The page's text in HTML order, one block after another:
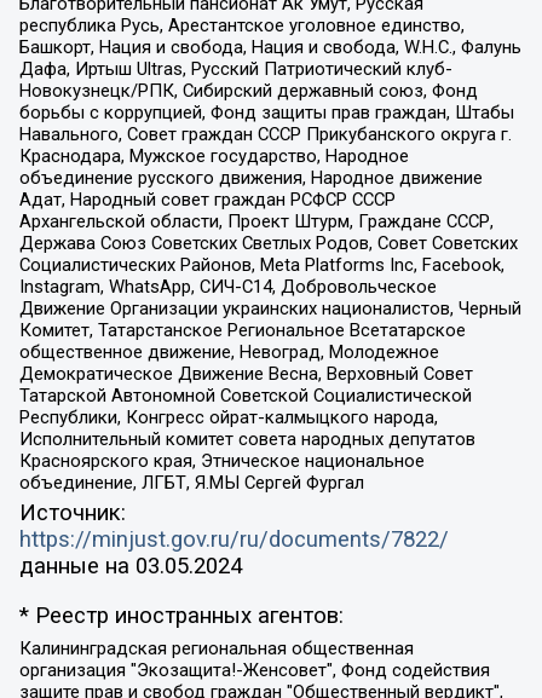
республика Русь, Арестантское уголовное единство,
Башкорт, Нация и свобода, Нация и свобода, W.H.С., Фалунь
Дафа, Иртыш Ultras, Русский Патриотический клуб-
Новокузнецк/РПК, Сибирский державный союз, Фонд
борьбы с коррупцией, Фонд защиты прав граждан, Штабы
Навального, Совет граждан СССР Прикубанского округа г.
Краснодара, Мужское государство, Народное
объединение русского движения, Народное движение
Адат, Народный совет граждан РСФСР СССР
Архангельской области, Проект Штурм, Граждане СССР,
Держава Союз Советских Светлых Родов, Совет Советских
Социалистических Районов, Meta Platforms Inc, Facebook,
Instagram, WhatsApp, СИЧ-С14, Добровольческое
Движение Организации украинских националистов, Черный
Комитет, Татарстанское Региональное Всетатарское
общественное движение, Невоград, Молодежное
Демократическое Движение Весна, Верховный Совет
Татарской Автономной Советской Социалистической
Республики, Конгресс ойрат-калмыцкого народа,
Исполнительный комитет совета народных депутатов
Красноярского края, Этническое национальное
объединение, ЛГБТ, Я.МЫ Сергей Фургал
Источник:
https://minjust.gov.ru/ru/documents/7822/
данные на 03.05.2024
* Реестр иностранных агентов:
Калининградская региональная общественная организация "Экозащита!-Женсовет", Фонд содействия защите прав и свобод граждан "Общественный вердикт", Фонд "Институт Развития Свободы Информации", Частное учреждение "Информационное агентство МЕМО. РУ", Региональная общественная организация "Общественная комиссия по сохранению наследия академика Сахарова", Фонд поддержки свободы прессы, Санкт-Петербургская общественная правозащитная организация "Гражданский контроль", Межрегиональная общественная организация "Информационно-просветительский центр "Мемориал", Региональный Фонд "Центр Защиты Прав Средств Массовой Информации", с 05.12.2023 Фонд "Центр Защиты Прав Средств массовой информации", Региональная общественная благотворительная организация помощи беженцам и мигрантам "Гражданское содействие", Негосударственное образовательное учреждение дополнительного профессионального образования (повышение квалификации) специалистов "АКАДЕМИЯ ПО ПРАВАМ ЧЕЛОВЕКА", Свердловская региональная общественная организация "Сутяжник", Автономная некоммерческая организация "Центр независимых социологических исследований", Союз общественных объединений "Российский исследовательский центр по правам человека", Региональное общественное учреждение научно-информационный центр "МЕМОРИАЛ", Некоммерческая организация "Фонд защиты гласности", Автономная некоммерческая организация "Институт прав человека", Городская общественная организация "Екатеринбургское общество "МЕМОРИАЛ", Городская общественная организация "Рязанское историко-просветительское и правозащитное общество "Мемориал" (Рязанский Мемориал), Челябинский региональный орган общественной самодеятельности – женское общественное объединение "Женщины Евразии", Челябинский региональный орган общественной самодеятельности "Уральская правозащитная группа", Фонд содействия защите здоровья и социальной справедливости имени Андрея Рылькова, Автономная Некоммерческая Организация "Аналитический Центр Юрия Левады", Автономная некоммерческая организация социальной поддержки населения "Проект Апрель", Региональная общественная организация помощи женщинам и детям, находящимся в кризисной ситуации "Информационно-методический центр "Анна", Фонд содействия развитию массовых коммуникаций и правовому просвещению "Так-так-Так", Фонд содействия устойчивому развитию "Серебряная тайга", Свердловский региональный общественный фонд социальных проектов "Новое время", "Idel.Реалии", Кавказ.Реалии, Крым.Реалии, Телеканал Настоящее Время, Татаро-башкирская служба Радио Свобода (Azatliq Radiosi), Радио Свободная Европа/Радио Свобода (PCE/PC), "Сибирь.Реалии", "Фактограф", Благотворительный фонд помощи осужденным и их семьям, Автономная некоммерческая организация "Институт глобализации и социальных движений", Фонд "В защиту прав заключенных", Частное учреждение "Центр поддержки и содействия развитию средств массовой информации", Пензенский региональный общественный благотворительный фонд "Гражданский союз", "Север.Реалии", Некоммерческая организация Фонд "Правовая инициатива", Общество с ограниченной ответственностью "Радио Свободная Европа/Радио Свобода", Чешское информационное агентство "MEDIUM-ORIENT", Красноярская региональная общественная организация "Мы против СПИДа", Камалягин Денис Николаевич, Маркелов Сергей Евгеньевич, Пономарев Лев Александрович, Савицкая Людмила Алексеевна, Автономная некоммерческая организация "Центр по работе с проблемой насилия "НАСИЛИЮ.НЕТ", Межрегиональный профессиональный союз работников здравоохранения "Альянс врачей", Юридическое лицо, зарегистрированное в Латвийской Республике, SIA "Medusa Project" (регистрационный номер 40103797863, дата регистрации 10.06.2014), Некоммерческая организация "Фонд по борьбе с коррупцией", Автономная некоммерческая организация "Институт права и публичной политики", Баданин Роман Сергеевич, Гликин Максим Александрович, Железнова Мария Михайловна, Лукьянова Юлия Сергеевна, Маетная Елизавета Витальевна, Маняхин Петр Борисович, Чуракова Ольга Владимировна, Ярош Юлия Петровна, Юридическое лицо "The Insider SIA", зарегистрированное в Риге, Латвийская Республика (дата регистрации 26.06.2015), являющееся администратором доменного имени интернет-издания "The Insider SIA", https://theins.ru, Постернак Алексей Евгеньевич, Рубин Михаил Аркадьевич, Анин Роман Александрович, Юридическое лицо Istories fonds, зарегистрированное в Латвийской Республике (регистрационный номер 50008295751, дата регистрации 24.02.2020), Великовский Дмитрий Александрович, Долинина Ирина Николаевна, Мароховская Алеся Алексеевна, Шлейнов Роман Юрьевич, Шмагун Олеся Валентиновна, Общество с ограниченной ответственностью "Альтаир 2021", Общество с ограниченной ответственностью "Вега 2021", Общество с ограниченной ответственностью "Главный редактор 2021", Общество с ограниченной ответственностью "Ромашки монолит", Важенков Артем Валерьевич, Ивановская областная общественная организация "Центр гендерных исследований", Гурман Юрий Альбертович, Медиапроект "ОВД-Инфо", Егоров Владимир Владимирович, Жилинский Владимир Александрович, Общество с ограниченной ответственностью "ЗП", Иванова София Юрьевна, Карезина Инна Павловна, Кильтау Екатерина Викторовна, Петров Алексей Викторович, Пискунов Сергей Евгеньевич, Смирнов Сергей Сергеевич, Тихонов Михаил Сергеевич, Общество с ограниченной ответственностью "ЖУРНАЛИСТ-ИНОСТРАННЫЙ АГЕНТ", Арапова Галина Юрьевна, Вольтская Татьяна Анатольевна, Американская компания "Mason G.E.S. Anonymous Foundation" (США), являющаяся владельцем интернет-издания https://mnews.world/, Компания "Stichting Bellingcat", зарегистрированная в Нидерландах (дата регистрации 11.07.2018), Захаров Андрей Вячеславович, Клепиковская Екатерина Дмитриевна, Общество с ограниченной ответственностью "МЕМО", Перл Роман Александрович, Симонов Евгений Алексеевич, Соловьева Елена Анатольевна, Сотников Даниил Владимирович, Сурначева Елизавета Дмитриевна, Автономная некоммерческая организация по защите прав человека и информированию населения "Якутия – Наше Мнение", Общество с ограниченной ответственностью "Москоу диджитал медиа", с 26.01.2023 Общество с ограниченной ответственностью "Чайка Белые сады", Ветошкина Валерия Валерьевна, Заговора Максим Александрович, Межрегиональное общественное движение "Российская ЛГБТ - сеть", Оленичев Максим Владимирович, Павлов Иван Юрьевич, Скворцова Елена Сергеевна, Общество с ограниченной ответственностью "Как бы инагент", Кочетков Игорь Викторович, Общество с ограниченной ответственностью "Честные выборы", Еланчик Олег Александрович, Общество с ограниченной ответственностью "Нобелевский призыв", Гималова Регина Эмилевна, Григорьев Андрей Валерьевич, Григорьева Алина Александровна, Ассоциация по содействию защите прав призывников, альтернативнослужащих и военнослужащих "Правозащитная группа "Гражданин.Армия.Право", Хисамова Регина Фаритовна, Автономная некоммерческая организация по реализации социально-правовых программ "Лилит", Дальневосточное общественное движение "Маяк", Санкт-Петербургская ЛГБТ-инициативная группа "Выход", Инициативная группа ЛГБТ+ "Реверс", Алексеев Андрей Викторович, Бекбулатова Таисия Львовна, Беляев Иван Михайлович, Владыкина Елена Сергеевна, Гельман Марат Александрович, Никульшина Вероника Юрьевна, Толоконникова Надежда Андреевна, Шендерович Виктор Анатольевич, Общество с ограниченной ответственностью "Данное сообщение", Общество с ограниченной ответственностью Издательский дом "Новая глава", Айнбиндер Александра Александровна, Московский комьюнити-центр для ЛГБТ+инициатив, Благотворительный фонд развития филантропии, Deutsche Welle (Германия, Kurt-Schumacher-Strasse 3, 53113 Bonn), Борзунова Мария Михайловна, Воробьев Виктор Викторович, Голубева Анна Львовна, Константинова Алла Михайловна, Малкова Ирина Владимировна, Мурадов Мурад Абдулгалимович, Осетинская Елизавета Николаевна, Понасенков Евгений Николаевич, Ганапольский Матвей Юрьевич, Киселев Евгений Алексеевич, Борухович Ирина Григорьевна, Дремин Иван Тимофеевич, Дубровский Дмитрий Викторович, Красноярская региональная общественная организация поддержки и развития альтернативных образовательных технологий и межкультурных коммуникаций "ИНТЕРРА", Маяковская Екатерина Алексеевна, Фейгин Марк Захарович, Филимонов Андрей Викторович, Дзугкоева Регина Николаевна, Доброхотов Роман Александрович, Дудь Юрий Александрович, Елкин Сергей Владимирович, Кругликов Кирилл Игоревич, Сабунаева Мария Леонидовна, Семенов Алексей Владимирович, Шаинян Карен Багратович, Шульман Екатерина Михайловна, Асафьев Артур Валерьевич, Вахштайн Виктор Семенович, Венедиктов Алексей Алексеевич, Лушникова Екатерина Евгеньевна, Волков Леонид Михайлович, Невзоров Александр Глебович, Пархоменко Сергей Борисович, Сироткин Ярослав Николаевич, Кара-Мурза Владимир Владимирович, Баранова Наталья Владимировна, Гозман Леонид Яковлевич, Кагарлицкий Борис Юльевич, Климарев Михаил Валерьевич, Милов Владимир Станиславович, Автономная некоммерческая организация Краснодарский центр современного искусства "Типография", Моргенштерн Алишер Тагирович, Соболь Любовь Эдуардовна, Общество с ограниченной ответственностью "ЛИЗА НОРМ", Каспаров Гарри Кимович, Ходорковский Михаил Борисович, Общество с ограниченной ответственностью "Апрельские тезисы", Данилович Ирина Брониславовна, Кашин Олег Владимирович, Петров Николай Владимирович, Пивоваров Алексей Владимирович, Соколов Михаил Владимирович, Цветкова Юлия Владимировна, Чичваркин Евгений Александрович, Комитет против пыток/Команда против пыток, Общество с ограниченной ответственностью "Первый научный", Общество с ограниченной ответственностью "Вертолет и ко", Белоцерковская Вероника Борисовна, Кац Максим Евгеньевич, Лазарева Татьяна Юрьевна, Шаведдинов Руслан Табризович, Яшин Илья Валерьевич, Общество с ограниченной ответственностью "Иноагент ААВ", Алешковский Дмитрий Петрович, Альбац Евгения Марковна, Быков Дмитрий Львович, Галямина Юлия Евгеньевна, Лойко Сергей Леонидович, Мартынов Кирилл Константинович, Медведев Сергей Александрович, Крашенинников Федор Геннадиевич, Гордеева Катерина Вл